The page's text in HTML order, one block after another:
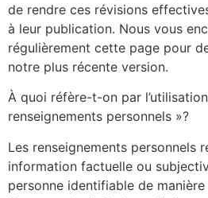
de rendre ces révisions
à leur publication. Nous vous
régulièrement cette page pour
notre plus récente version.
À quoi réfère-t-on par
renseignements personnels »?
Les renseignements personnels
information factuelle ou
personne identifiable de